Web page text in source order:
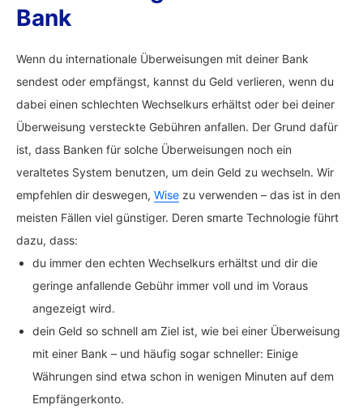
Bank
Wenn du internationale Überweisungen mit deiner Bank
sendest oder empfängst, kannst du Geld verlieren, wenn du
dabei einen schlechten Wechselkurs erhältst oder bei deiner
Überweisung versteckte Gebühren anfallen. Der Grund dafür
ist, dass Banken für solche Überweisungen noch ein
veraltetes System benutzen, um dein Geld zu wechseln. Wir
empfehlen dir deswegen, Wise zu verwenden – das ist in den
meisten Fällen viel günstiger. Deren smarte Technologie führt
dazu, dass:
du immer den echten Wechselkurs erhältst und dir die
geringe anfallende Gebühr immer voll und im Voraus
angezeigt wird.
dein Geld so schnell am Ziel ist, wie bei einer Überweisung
mit einer Bank – und häufig sogar schneller: Einige
Währungen sind etwa schon in wenigen Minuten auf dem
Empfängerkonto.